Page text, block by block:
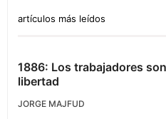
artículos más leídos
1886: Los trabajadores
libertad
JORGE MAJFUD